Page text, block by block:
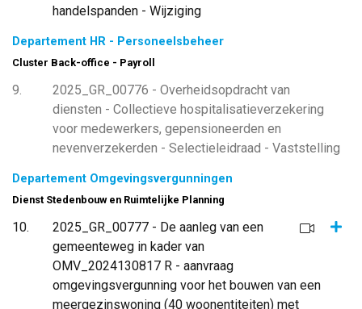
handelspanden - Wijziging
Departement HR - Personeelsbeheer
Cluster Back-office - Payroll
9
2025_GR_00776 - Overheidsopdracht van
diensten - Collectieve hospitalisatieverzekering
voor medewerkers, gepensioneerden en
nevenverzekerden - Selectieleidraad - Vaststelling
Departement Omgevingsvergunningen
Dienst Stedenbouw en Ruimtelijke Planning
10
2025_GR_00777 - De aanleg van een
gemeenteweg in kader van
OMV_2024130817 R - aanvraag
omgevingsvergunning voor het bouwen van een
meergezinswoning (40 woonentiteiten) met